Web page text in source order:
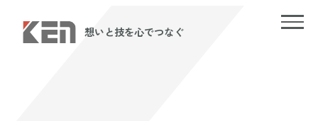
想いと技を心でつなぐ